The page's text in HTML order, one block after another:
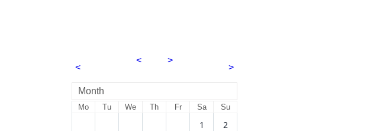
<
<
>
>
Month
Mo Tu We Th Fr Sa Su
1 2